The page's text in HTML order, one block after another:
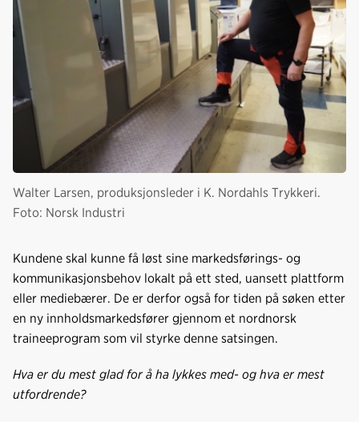
Walter Larsen, produksjonsleder i K. Nordahls Trykkeri.
Foto: Norsk Industri
Kundene skal kunne få løst sine markedsførings- og
kommunikasjonsbehov lokalt på ett sted, uansett plattform
eller mediebærer. De er derfor også for tiden på søken etter
en ny innholdsmarkedsfører gjennom et nordnorsk
traineeprogram som vil styrke denne satsingen.
Hva er du mest glad for å ha lykkes med- og hva er mest
utfordrende?